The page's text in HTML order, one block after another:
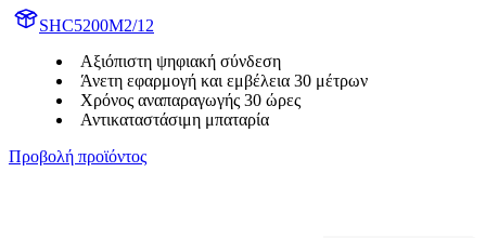
SHC5200M2/12
Αξιόπιστη ψηφιακή σύνδεση
Άνετη εφαρμογή και εμβέλεια 30 μέτρων
Χρόνος αναπαραγωγής 30 ώρες
Αντικαταστάσιμη μπαταρία
Προβολή προϊόντος